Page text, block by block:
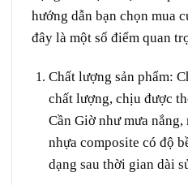
hướng dẫn bạn chọn mua
đây là một số điểm quan
Chất lượng sản phẩm:
chất lượng, chịu được
Cần Giờ như mưa
nhựa composite có độ
dạng sau thời gian dài